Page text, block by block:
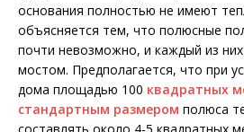
основания полностью не имеют
объясняется тем, что полюсные
почти невозможно, и каждый из
мостом. Предполагается, что при
дома площадью 100 квадратных
стандартным размером полюса